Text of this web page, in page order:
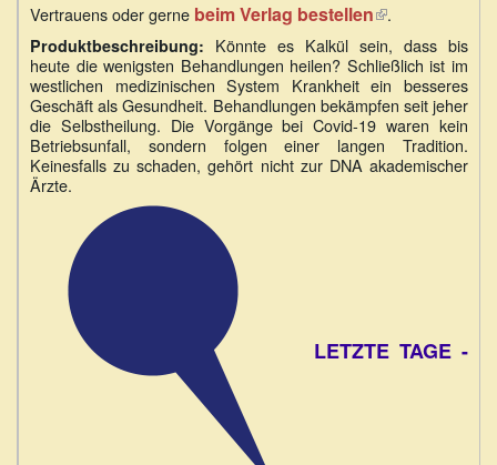
extern)
Vertrauens oder gerne beim Verlag bestellen(Link
ist
extern)
.
Produktbeschreibung: Könnte es Kalkül sein, dass bis
heute die wenigsten Behandlungen heilen? Schließlich ist im
westlichen medizinischen System Krankheit ein besseres
Geschäft als Gesundheit. Behandlungen bekämpfen seit jeher
die Selbstheilung. Die Vorgänge bei Covid-19 waren kein
Betriebsunfall, sondern folgen einer langen Tradition.
Keinesfalls zu schaden, gehört nicht zur DNA akademischer
Ärzte.
LETZTE TAGE -